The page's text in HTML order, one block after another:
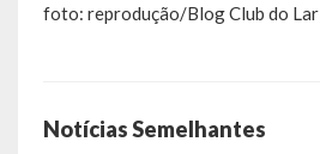
Leis Orçamentárias
Relatório Circunstanciado
foto: reprodução/Blog Club do Lar
Notícias Semelhantes